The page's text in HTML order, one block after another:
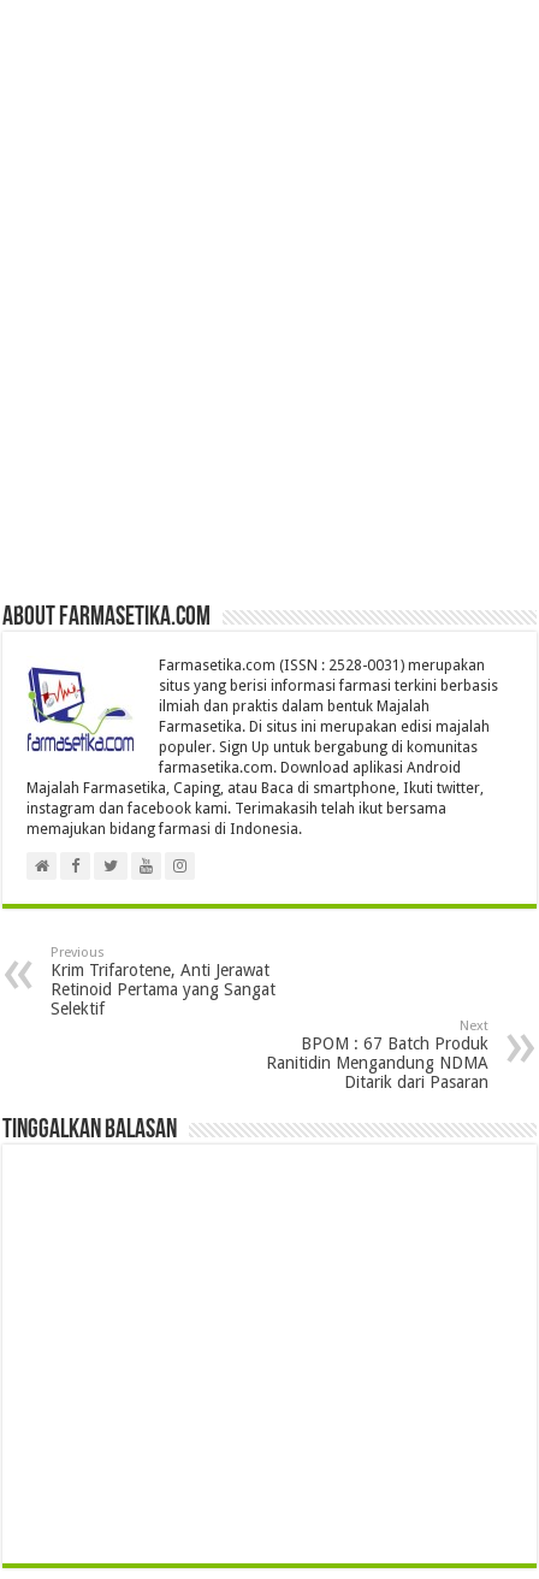
About farmasetika.com
Farmasetika.com (ISSN : 2528-0031) merupakan
situs yang berisi informasi farmasi terkini berbasis
ilmiah dan praktis dalam bentuk Majalah
Farmasetika. Di situs ini merupakan edisi majalah
populer. Sign Up untuk bergabung di komunitas
farmasetika.com. Download aplikasi Android
Majalah Farmasetika, Caping, atau Baca di smartphone, Ikuti twitter,
instagram dan facebook kami. Terimakasih telah ikut bersama
memajukan bidang farmasi di Indonesia.
Previous
Krim Trifarotene, Anti Jerawat
Retinoid Pertama yang Sangat
Selektif
Next
BPOM : 67 Batch Produk
Ranitidin Mengandung NDMA
Ditarik dari Pasaran
Tinggalkan Balasan